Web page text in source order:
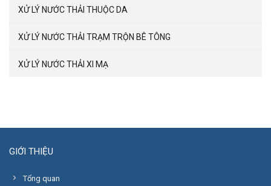
XỬ LÝ NƯỚC THẢI THUỘC DA
XỬ LÝ NƯỚC THẢI TRẠM TRỘN BÊ TÔNG
XỬ LÝ NƯỚC THẢI XI MẠ
GIỚI THIỆU
Tổng quan